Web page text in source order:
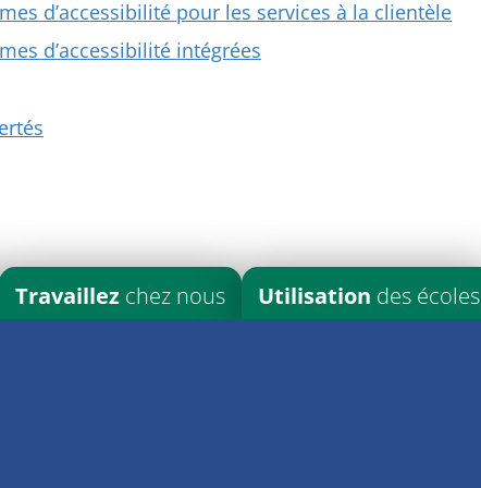
d’accessibilité pour les services à la clientèle
d’accessibilité intégrées
Travaillez chez nous Utilisation des écoles